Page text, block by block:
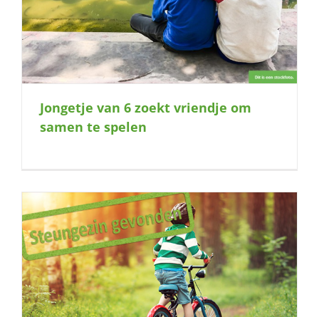
Jongetje van 6 zoekt vriendje om
samen te spelen